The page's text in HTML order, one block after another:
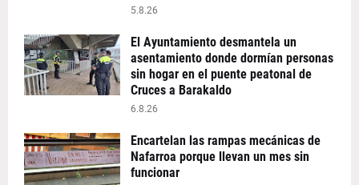
5.8.26
El Ayuntamiento desmantela un
asentamiento donde dormían personas
sin hogar en el puente peatonal de
Cruces a Barakaldo
6.8.26
Encartelan las rampas mecánicas de
Nafarroa porque llevan un mes sin
funcionar